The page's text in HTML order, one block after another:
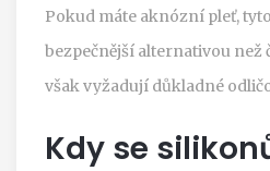
Pokud máte aknózní pleť,
bezpečnější alternativou než
však vyžadují důkladné
Kdy se